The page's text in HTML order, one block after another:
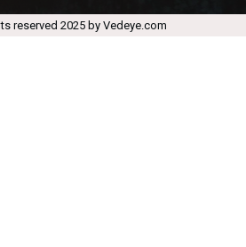
reserved 2025 by Vedeye.com